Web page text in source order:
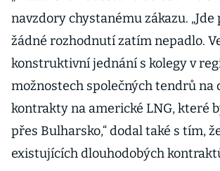
navzdory chystanému zákazu. „Jde
žádné rozhodnutí zatím nepadlo.
konstruktivní jednání s kolegy v
možnostech společných tendrů na
kontrakty na americké LNG, které
přes Bulharsko,“ dodal také s tím,
existujících dlouhodobých